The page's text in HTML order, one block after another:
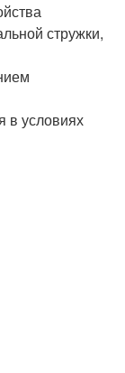
стружки,
в условиях